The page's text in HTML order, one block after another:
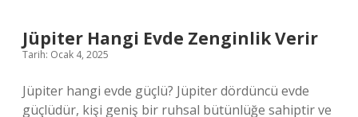
Jüpiter Hangi Evde Zenginlik Verir
Tarih: Ocak 4, 2025
Jüpiter hangi evde güçlü? Jüpiter dördüncü evde
güçlüdür, kişi geniş bir ruhsal bütünlüğe sahiptir ve